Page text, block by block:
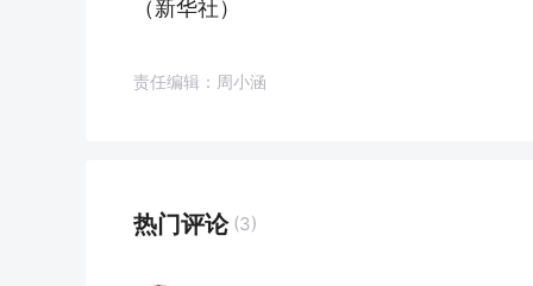
（新华社）
责任编辑：周小涵
热门评论 (3)